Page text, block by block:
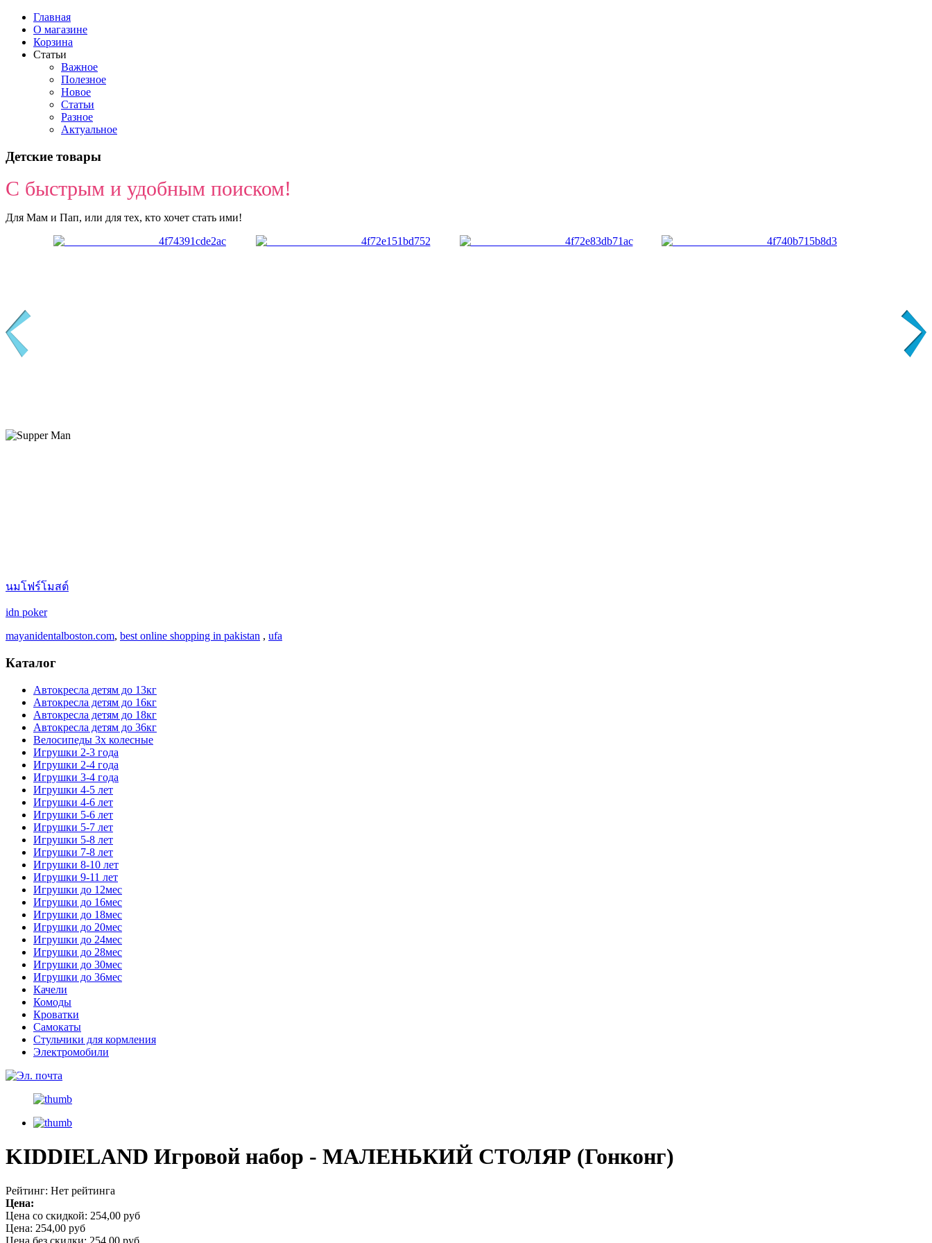
Главная
О магазине
Корзина
Статьи
Важное
Полезное
Новое
Статьи
Разное
Актуальное
Детские товары
С быстрым и удобным поиском!
Для Мам и Пап, или для тех, кто хочет стать ими!
นมโฟร์โมสต์
idn poker
mayanidentalboston.com, best online shopping in pakistan , ufa
Каталог
Автокресла детям до 13кг
Автокресла детям до 16кг
Автокресла детям до 18кг
Автокресла детям до 36кг
Велосипеды 3х колесные
Игрушки 2-3 года
Игрушки 2-4 года
Игрушки 3-4 года
Игрушки 4-5 лет
Игрушки 4-6 лет
Игрушки 5-6 лет
Игрушки 5-7 лет
Игрушки 5-8 лет
Игрушки 7-8 лет
Игрушки 8-10 лет
Игрушки 9-11 лет
Игрушки до 12мес
Игрушки до 16мес
Игрушки до 18мес
Игрушки до 20мес
Игрушки до 24мес
Игрушки до 28мес
Игрушки до 30мес
Игрушки до 36мес
Качели
Комоды
Кроватки
Самокаты
Стульчики для кормления
Электромобили
KIDDIELAND Игровой набор - МАЛЕНЬКИЙ СТОЛЯР (Гонконг)
Рейтинг: Нет рейтинга
Цена:
Цена со скидкой: 254,00 руб
Цена: 254,00 руб
Цена без скидки: 254,00 руб